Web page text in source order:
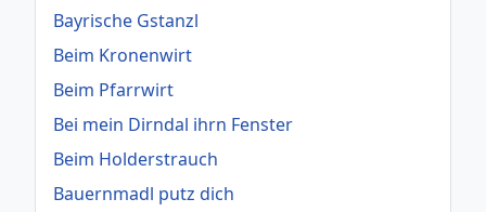
Bayrische Gstanzl
Beim Kronenwirt
Beim Pfarrwirt
Bei mein Dirndal ihrn Fenster
Beim Holderstrauch
Bauernmadl putz dich